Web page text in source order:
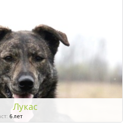
Лукас
6 лет